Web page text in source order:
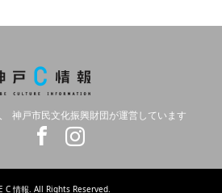
神戸市民文化振興財団が運営しています
C 情報. All Rights Reserved.